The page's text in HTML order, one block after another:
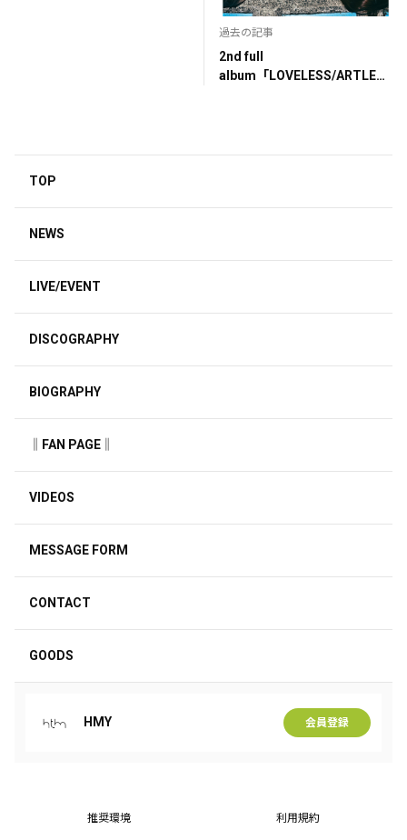
過去の記事
2nd full
album「LOVELESS/ARTLESS
TOP
NEWS
LIVE/EVENT
DISCOGRAPHY
BIOGRAPHY
‖FAN PAGE‖
VIDEOS
MESSAGE FORM
CONTACT
GOODS
HMY 会員登録
推奨環境 利用規約